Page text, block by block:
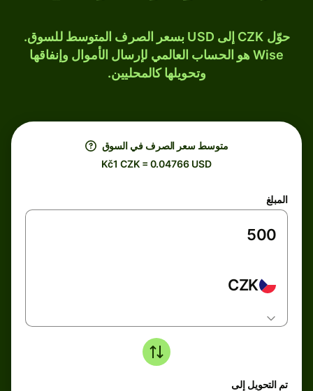
حوّل CZK إلى USD بسعر الصرف المتوسط للسوق.
Wise هو الحساب العالمي لإرسال الأموال وإنفاقها
وتحويلها كالمحليين.
متوسط ​​سعر الصرف في السوق
Kč1 CZK = 0.04766 USD
المبلغ
CZK
تم التحويل إلى